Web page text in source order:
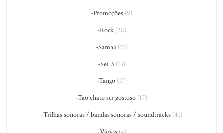
-Promoções (9)
-Rock(28)
-Samba(17)
-Sei lá (13)
-Tango(17)
-Tão chato ser gostoso (17)
-Trilhas sonoras / bandas sonoras / soundtracks(41)